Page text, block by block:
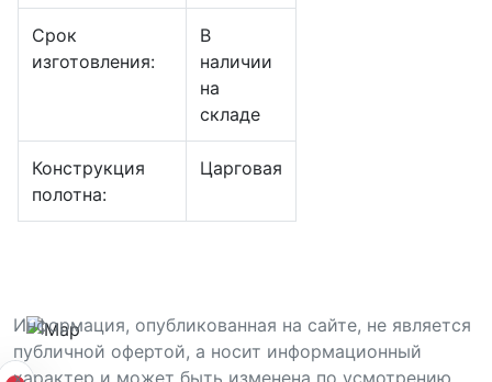
Срок
изготовления:
В
наличии
на
складе
Конструкция
полотна:
Царговая
Информация, опубликованная на сайте, не является
публичной офертой, а носит информационный
характер и может быть изменена по усмотрению